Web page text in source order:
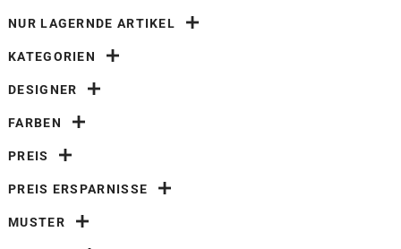
NUR LAGERNDE ARTIKEL
KATEGORIEN
DESIGNER
FARBEN
PREIS
PREIS ERSPARNISSE
MUSTER